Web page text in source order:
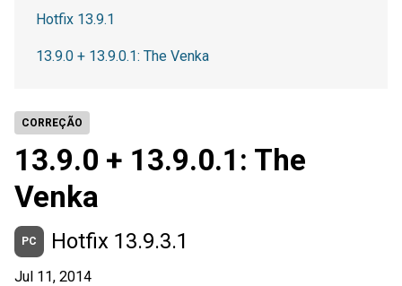
CORREÇÃO
13.9.0 + 13.9.0.1: The
Venka
PC Hotfix 13.9.3.1
Jul 11, 2014
Hotfix 13.9.1
13.9.0 + 13.9.0.1: The Venka